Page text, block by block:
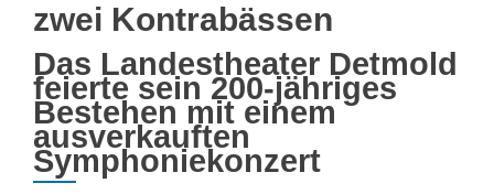
zwei Kontrabässen
Das Landestheater Detmold
feierte sein 200-jähriges
Bestehen mit ­einem
ausverkauften
Symphoniekonzert